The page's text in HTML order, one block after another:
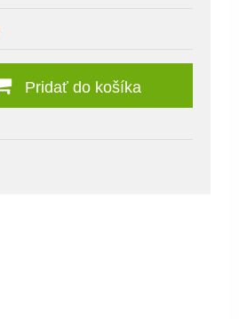
Pridať do košíka